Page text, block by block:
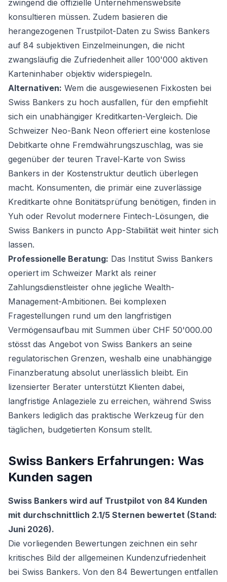
zwingend die offizielle Unternehmenswebsite
konsultieren müssen. Zudem basieren die
herangezogenen Trustpilot-Daten zu Swiss Bankers
auf 84 subjektiven Einzelmeinungen, die nicht
zwangsläufig die Zufriedenheit aller 100'000 aktiven
Karteninhaber objektiv widerspiegeln.
Alternativen: Wem die ausgewiesenen Fixkosten bei
Swiss Bankers zu hoch ausfallen, für den empfiehlt
sich ein unabhängiger Kreditkarten-Vergleich. Die
Schweizer Neo-Bank Neon offeriert eine kostenlose
Debitkarte ohne Fremdwährungszuschlag, was sie
gegenüber der teuren Travel-Karte von Swiss
Bankers in der Kostenstruktur deutlich überlegen
macht. Konsumenten, die primär eine zuverlässige
Kreditkarte ohne Bonitätsprüfung benötigen, finden in
Yuh oder Revolut modernere Fintech-Lösungen, die
Swiss Bankers in puncto App-Stabilität weit hinter sich
lassen.
Professionelle Beratung: Das Institut Swiss Bankers
operiert im Schweizer Markt als reiner
Zahlungsdienstleister ohne jegliche Wealth-
Management-Ambitionen. Bei komplexen
Fragestellungen rund um den langfristigen
Vermögensaufbau mit Summen über CHF 50'000.00
stösst das Angebot von Swiss Bankers an seine
regulatorischen Grenzen, weshalb eine unabhängige
Finanzberatung absolut unerlässlich bleibt. Ein
lizensierter Berater unterstützt Klienten dabei,
langfristige Anlageziele zu erreichen, während Swiss
Bankers lediglich das praktische Werkzeug für den
täglichen, budgetierten Konsum stellt.
Swiss Bankers Erfahrungen: Was
Kunden sagen
Swiss Bankers wird auf Trustpilot von 84 Kunden
mit durchschnittlich 2.1/5 Sternen bewertet (Stand:
Juni 2026).
Die vorliegenden Bewertungen zeichnen ein sehr
kritisches Bild der allgemeinen Kundenzufriedenheit
bei Swiss Bankers. Von den 84 Bewertungen entfallen